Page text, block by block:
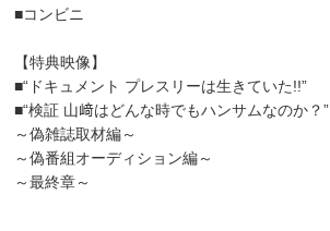
■コンビニ
【特典映像】
■“ドキュメント プレスリーは生きていた!!”
■“検証 山﨑はどんな時でもハンサムなのか？”
～偽雑誌取材編～
～偽番組オーディション編～
～最終章～